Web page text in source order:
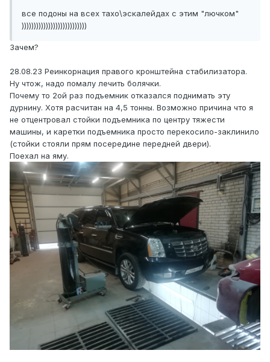
все подоны на всех тахо\эскалейдах с этим "лючком"
)))))))))))))))))))))))))))
Зачем?
28.08.23 Реинкорнация правого кронштейна стабилизатора.
Ну чтож, надо помалу лечить болячки.
Почему то 2ой раз подъемник отказался поднимать эту
дурнину. Хотя расчитан на 4,5 тонны. Возможно причина что я
не отцентровал стойки подъемника по центру тяжести
машины, и каретки подъемника просто перекосило-заклинило
(стойки стояли прям посередине передней двери).
Поехал на яму.